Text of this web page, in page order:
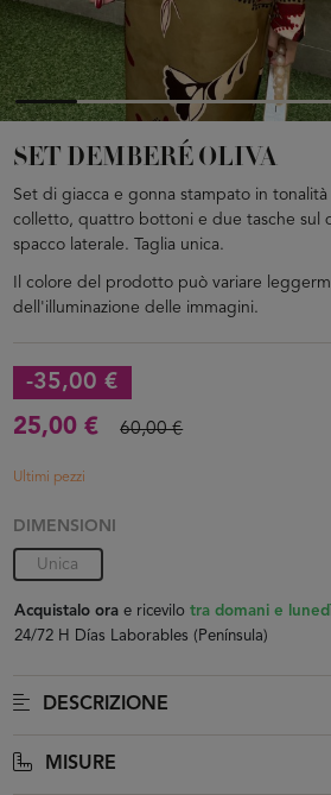
SET DEMBERÉ OLIVA
Set di giacca e gonna stampato in tonalità
colletto, quattro bottoni e due tasche sul
spacco laterale. Taglia unica.
Il colore del prodotto può variare
dell'illuminazione delle immagini.
-35,00 €
25,00 €
60,00 €
Ultimi pezzi
DIMENSIONI
Unica
Acquistalo orae ricevilo tra domani e
24/72 H Días Laborables (Península)
DESCRIZIONE
MISURE